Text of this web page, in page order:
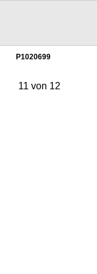
P1020699
11 von 12